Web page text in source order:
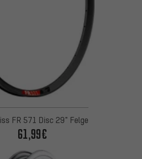
FR 571 Disc 29" Felge
61,99€